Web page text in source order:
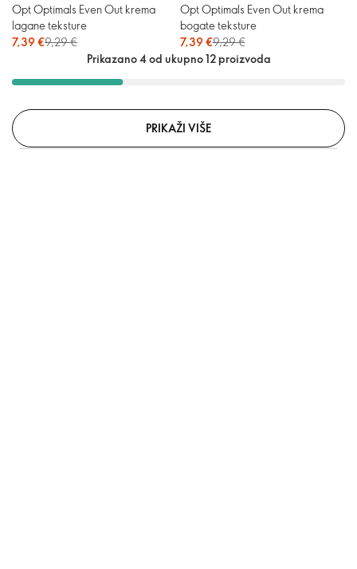
Opt Optimals Even Out krema
lagane teksture
7,39 €9,29 €
Opt Optimals Even Out krema
bogate teksture
7,39 €9,29 €
Prikazano 4 od ukupno 12 proizvoda
PRIKAŽI VIŠE